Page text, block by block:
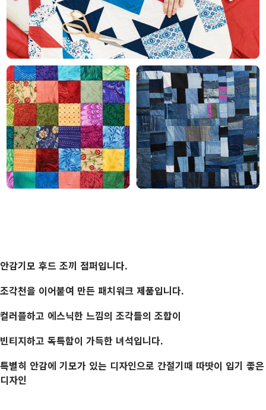
안감기모 후드 조끼 점퍼입니다.
조각천을 이어붙여 만든 패치워크 제품입니다.
컬러플하고 에스닉한 느낌의 조각들의 조합이
빈티지하고 독특함이 가득한 녀석입니다.
특별히 안감에 기모가 있는 디자인으로 간절기때 따땃이 입기 좋은
디자인